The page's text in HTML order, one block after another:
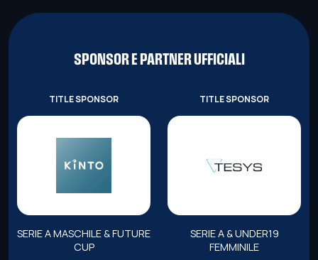
SPONSOR E PARTNER UFFICIALI
TITLE SPONSOR
SERIE A MASCHILE & FUTURE
CUP
TITLE SPONSOR
SERIE A & UNDER19
FEMMINILE